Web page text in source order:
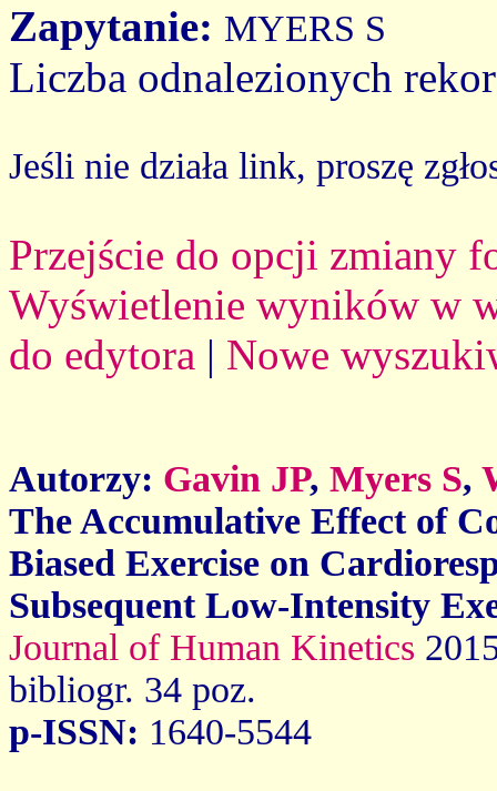
Zapytanie: MYERS S
Liczba odnalezionych
Jeśli nie działa link, proszę
Przejście do opcji zmiany
Wyświetlenie wyników w
do edytora | Nowe
Autorzy: Gavin JP, Myers S,
The Accumulative Effect of
Biased Exercise on
Subsequent Low-Intensity
Journal of Human Kinetics
bibliogr. 34 poz.
p-ISSN: 1640-5544